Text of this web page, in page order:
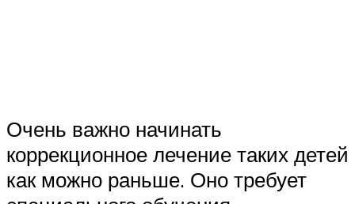
Очень важно начинать
коррекционное лечение таких детей
как можно раньше. Оно требует